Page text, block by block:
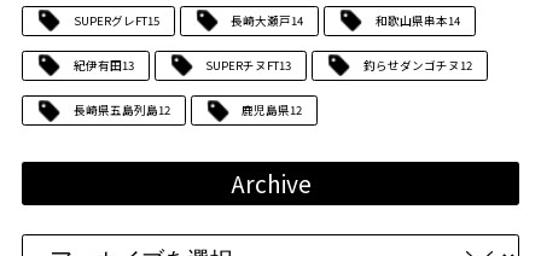
SUPERグレFT15 長崎大瀬戸14 和歌山県串本14
紀伊有田13 SUPERチヌFT13 釣らせダンゴチヌ12
長崎県五島列島12 鹿児島県12
Archive